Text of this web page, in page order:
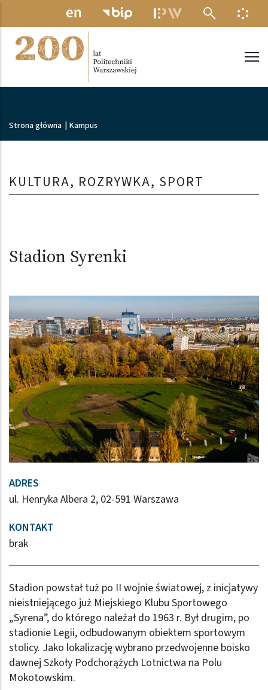
Przejdź do treści
MENU
Ścieżka nawigacyjna
Strona główna Kampus
KULTURA, ROZRYWKA, SPORT
Stadion Syrenki
Stadion powstał tuż po II wojnie światowej, z inicjatywy
nieistniejącego już Miejskiego Klubu Sportowego
„Syrena”, do którego należał do 1963 r. Był drugim, po
stadionie Legii, odbudowanym obiektem sportowym
stolicy. Jako lokalizację wybrano przedwojenne boisko
dawnej Szkoły Podchorążych Lotnictwa na Polu
Mokotowskim.
ADRES
ul. Henryka Albera 2, 02-591 Warszawa
KONTAKT
brak